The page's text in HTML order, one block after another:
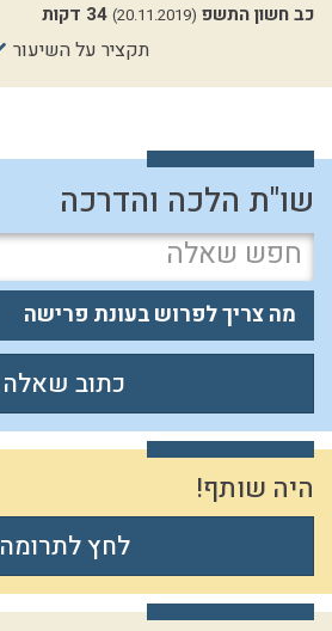
כב חשון התשפ (20.11.2019) 34 דקות
תקציר על השיעור
שו"ת הלכה והדרכה
מה צריך לפרוש בעונת פרישה
כתוב שאלה
היה שותף!
לחץ לתרומה